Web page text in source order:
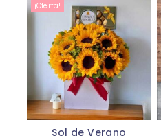
¡Oferta!
Sol de Verano